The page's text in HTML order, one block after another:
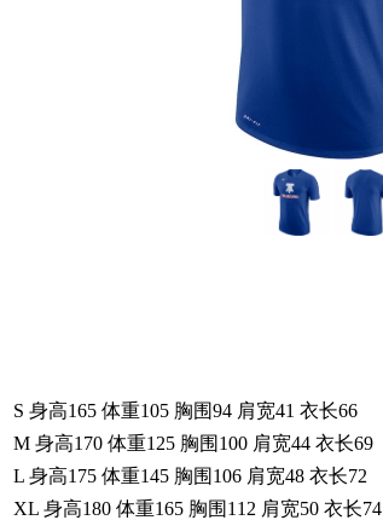
S 身高165 体重105 胸围94 肩宽41 衣长66
M 身高170 体重125 胸围100 肩宽44 衣长69
L 身高175 体重145 胸围106 肩宽48 衣长72
XL 身高180 体重165 胸围112 肩宽50 衣长74